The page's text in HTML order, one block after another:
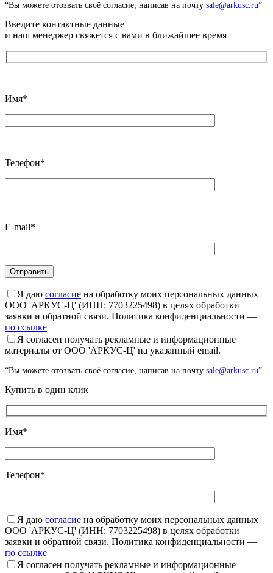
“Вы можете отозвать своё согласие, написав на почту sale@arkusc.ru”
Введите контактные данные
и наш менеджер свяжется с вами в ближайшее время
Имя*
Телефон*
E-mail*
Я даю согласие на обработку моих персональных данных
ООО 'АРКУС-Ц' (ИНН: 7703225498) в целях обработки
заявки и обратной связи. Политика конфиденциальности —
по ссылке
Я согласен получать рекламные и информационные
материалы от ООО 'АРКУС-Ц' на указанный email.
“Вы можете отозвать своё согласие, написав на почту sale@arkusc.ru”
Купить в один клик
Имя*
Телефон*
Я даю согласие на обработку моих персональных данных
ООО 'АРКУС-Ц' (ИНН: 7703225498) в целях обработки
заявки и обратной связи. Политика конфиденциальности —
по ссылке
Я согласен получать рекламные и информационные